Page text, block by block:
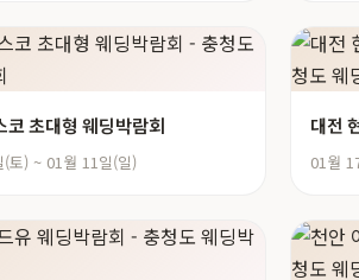
코 초대형 웨딩박람회
토) ~ 01월 11일(일)
대전
01월